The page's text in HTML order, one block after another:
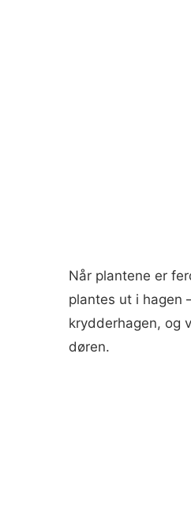
Når plantene er
plantes ut i hagen
krydderhagen, og
døren.